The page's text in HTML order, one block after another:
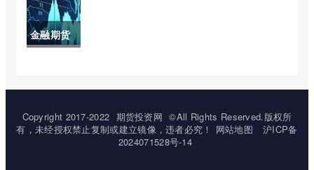
市场价格)
金融期货
(金融期货
交易的概
Copyright 2017-2022 期货投资网 ©All Rights Reserved.版权所
有，未经授权禁止复制或建立镜像，违者必究！
网站地图
沪ICP备
2024071528号-14